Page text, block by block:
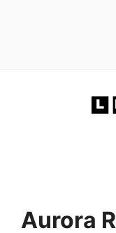
Aurora